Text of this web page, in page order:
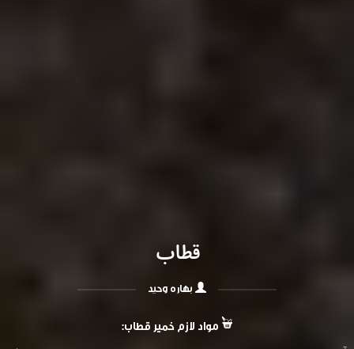
قطاب
بهاره وحید
مواد لازم خمیر قطاب: